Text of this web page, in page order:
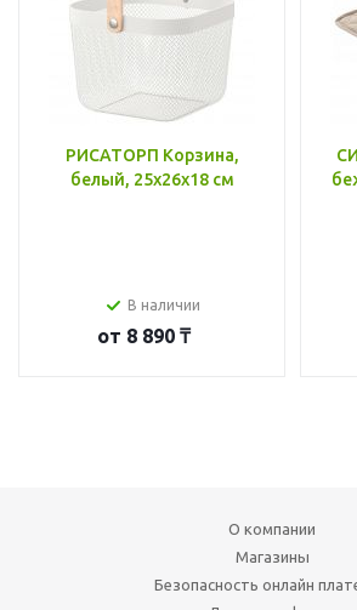
РИСАТОРП Корзина,
белый, 25x26x18 см
В наличии
от 8 890 ₸
О компании
Магазины
Безопасность онлайн